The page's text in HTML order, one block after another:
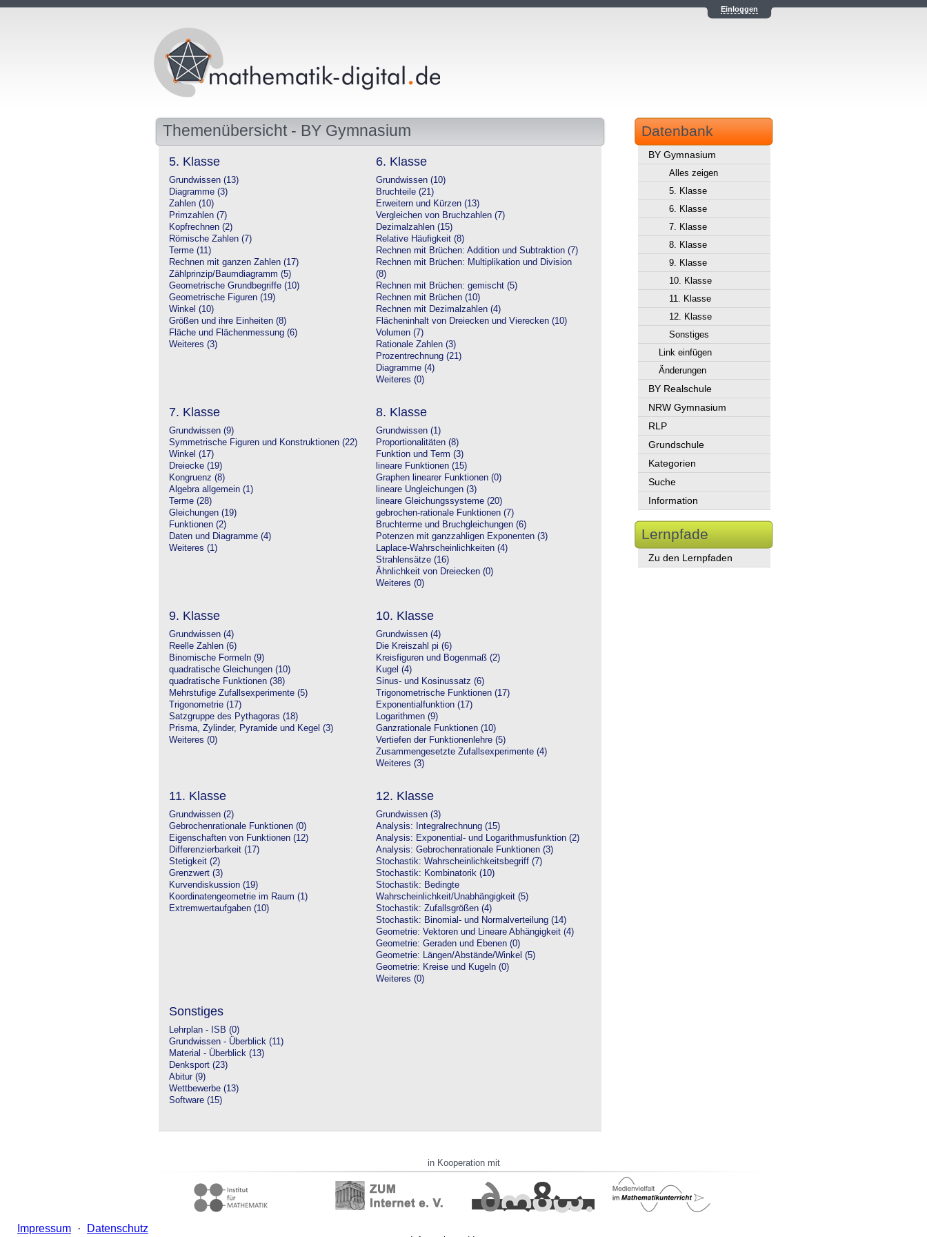
Einloggen
Themenübersicht - BY Gymnasium
5. Klasse
Grundwissen (13)
Diagramme (3)
Zahlen (10)
Primzahlen (7)
Kopfrechnen (2)
Römische Zahlen (7)
Terme (11)
Rechnen mit ganzen Zahlen (17)
Zählprinzip/Baumdiagramm (5)
Geometrische Grundbegriffe (10)
Geometrische Figuren (19)
Winkel (10)
Größen und ihre Einheiten (8)
Fläche und Flächenmessung (6)
Weiteres (3)
6. Klasse
Grundwissen (10)
Bruchteile (21)
Erweitern und Kürzen (13)
Vergleichen von Bruchzahlen (7)
Dezimalzahlen (15)
Relative Häufigkeit (8)
Rechnen mit Brüchen: Addition und Subtraktion (7)
Rechnen mit Brüchen: Multiplikation und Division
(8)
Rechnen mit Brüchen: gemischt (5)
Rechnen mit Brüchen (10)
Rechnen mit Dezimalzahlen (4)
Flächeninhalt von Dreiecken und Vierecken (10)
Volumen (7)
Rationale Zahlen (3)
Prozentrechnung (21)
Diagramme (4)
Weiteres (0)
7. Klasse
Grundwissen (9)
Symmetrische Figuren und Konstruktionen (22)
Winkel (17)
Dreiecke (19)
Kongruenz (8)
Algebra allgemein (1)
Terme (28)
Gleichungen (19)
Funktionen (2)
Daten und Diagramme (4)
Weiteres (1)
8. Klasse
Grundwissen (1)
Proportionalitäten (8)
Funktion und Term (3)
lineare Funktionen (15)
Graphen linearer Funktionen (0)
lineare Ungleichungen (3)
lineare Gleichungssysteme (20)
gebrochen-rationale Funktionen (7)
Bruchterme und Bruchgleichungen (6)
Potenzen mit ganzzahligen Exponenten (3)
Laplace-Wahrscheinlichkeiten (4)
Strahlensätze (16)
Ähnlichkeit von Dreiecken (0)
Weiteres (0)
9. Klasse
Grundwissen (4)
Reelle Zahlen (6)
Binomische Formeln (9)
quadratische Gleichungen (10)
quadratische Funktionen (38)
Mehrstufige Zufallsexperimente (5)
Trigonometrie (17)
Satzgruppe des Pythagoras (18)
Prisma, Zylinder, Pyramide und Kegel (3)
Weiteres (0)
10. Klasse
Grundwissen (4)
Die Kreiszahl pi (6)
Kreisfiguren und Bogenmaß (2)
Kugel (4)
Sinus- und Kosinussatz (6)
Trigonometrische Funktionen (17)
Exponentialfunktion (17)
Logarithmen (9)
Ganzrationale Funktionen (10)
Vertiefen der Funktionenlehre (5)
Zusammengesetzte Zufallsexperimente (4)
Weiteres (3)
11. Klasse
Grundwissen (2)
Gebrochenrationale Funktionen (0)
Eigenschaften von Funktionen (12)
Differenzierbarkeit (17)
Stetigkeit (2)
Grenzwert (3)
Kurvendiskussion (19)
Koordinatengeometrie im Raum (1)
Extremwertaufgaben (10)
12. Klasse
Grundwissen (3)
Analysis: Integralrechnung (15)
Analysis: Exponential- und Logarithmusfunktion (2)
Analysis: Gebrochenrationale Funktionen (3)
Stochastik: Wahrscheinlichkeitsbegriff (7)
Stochastik: Kombinatorik (10)
Stochastik: Bedingte
Wahrscheinlichkeit/Unabhängigkeit (5)
Stochastik: Zufallsgrößen (4)
Stochastik: Binomial- und Normalverteilung (14)
Geometrie: Vektoren und Lineare Abhängigkeit (4)
Geometrie: Geraden und Ebenen (0)
Geometrie: Längen/Abstände/Winkel (5)
Geometrie: Kreise und Kugeln (0)
Weiteres (0)
Sonstiges
Lehrplan - ISB (0)
Grundwissen - Überblick (11)
Material - Überblick (13)
Denksport (23)
Abitur (9)
Wettbewerbe (13)
Software (15)
Datenbank
BY Gymnasium
Alles zeigen
5. Klasse
6. Klasse
7. Klasse
8. Klasse
9. Klasse
10. Klasse
11. Klasse
12. Klasse
Sonstiges
Link einfügen
Änderungen
BY Realschule
NRW Gymnasium
RLP
Grundschule
Kategorien
Suche
Information
Lernpfade
Zu den Lernpfaden
in Kooperation mit
Impressum · Datenschutz